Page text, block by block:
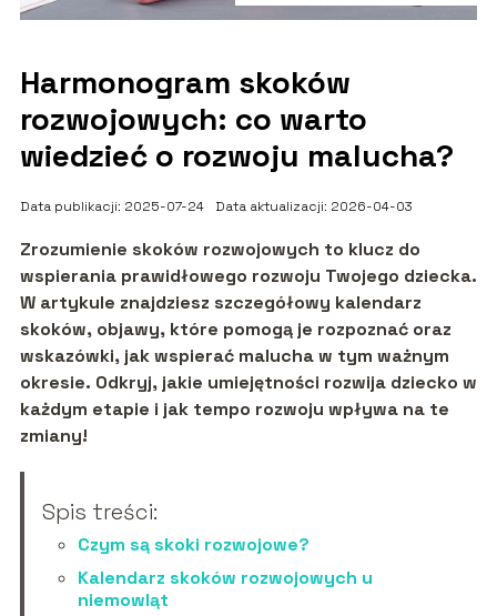
Harmonogram skoków
rozwojowych: co warto
wiedzieć o rozwoju malucha?
Data publikacji: 2025-07-24 Data aktualizacji: 2026-04-03
Zrozumienie skoków rozwojowych to klucz do
wspierania prawidłowego rozwoju Twojego dziecka.
W artykule znajdziesz szczegółowy kalendarz
skoków, objawy, które pomogą je rozpoznać oraz
wskazówki, jak wspierać malucha w tym ważnym
okresie. Odkryj, jakie umiejętności rozwija dziecko w
każdym etapie i jak tempo rozwoju wpływa na te
zmiany!
Spis treści:
Czym są skoki rozwojowe?
Kalendarz skoków rozwojowych u
niemowląt